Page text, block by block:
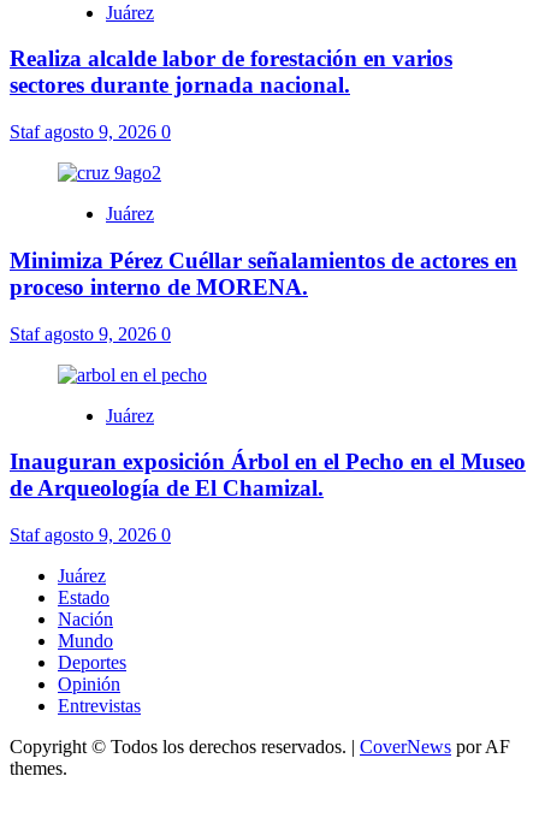
Juárez
Realiza alcalde labor de forestación en varios
sectores durante jornada nacional.
Stafagosto 9, 2026 0
Juárez
Minimiza Pérez Cuéllar señalamientos de actores en
proceso interno de MORENA.
Stafagosto 9, 2026 0
Juárez
Inauguran exposición Árbol en el Pecho en el Museo
de Arqueología de El Chamizal.
Stafagosto 9, 2026 0
Juárez
Estado
Nación
Mundo
Deportes
Opinión
Entrevistas
Copyright © Todos los derechos reservados. | CoverNews por AF
themes.